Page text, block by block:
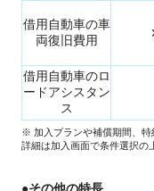
借用自動車の車
両復旧費用
借用自動車のロ
ードアシスタン
ス
※ 加入プランや補償期間、特
詳細は加入画面で条件選択の